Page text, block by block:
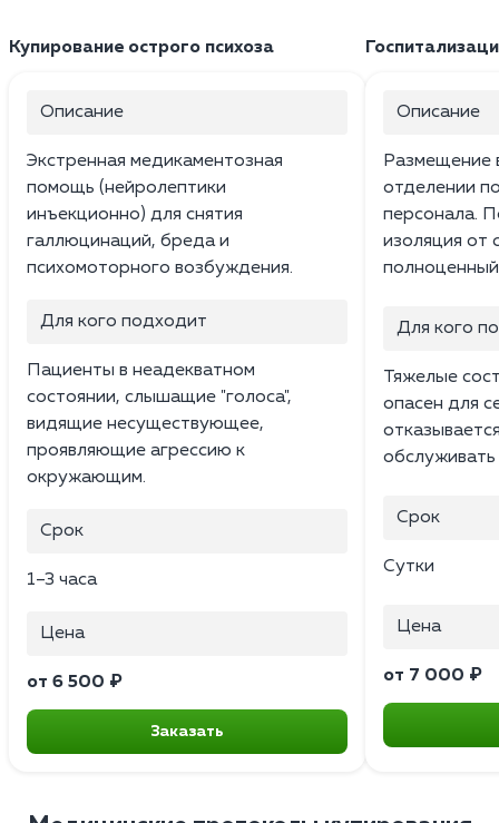
Купирование острого психоза
Описание
Экстренная медикаментозная
помощь (нейролептики
инъекционно) для снятия
галлюцинаций, бреда и
психомоторного возбуждения.
Для кого подходит
Пациенты в неадекватном
состоянии, слышащие "голоса",
видящие несуществующее,
проявляющие агрессию к
окружающим.
Срок
1–3 часа
Цена
от 6 500 ₽
Заказать
Описание
Размещение
отделении
персонала.
изоляция от
Для кого
Тяжелые
опасен для
Срок
Сутки
Цена
от 7 000 ₽